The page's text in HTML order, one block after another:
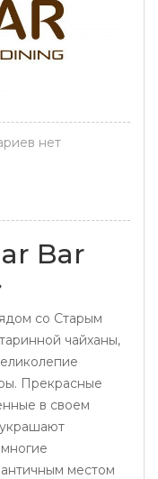
нет
Bar
со Старым
чайханы,
Прекрасные
в своем
местом